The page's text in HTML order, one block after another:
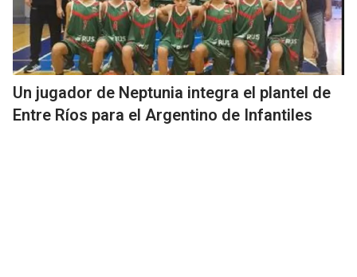
Un jugador de Neptunia integra el plantel de
Entre Ríos para el Argentino de Infantiles